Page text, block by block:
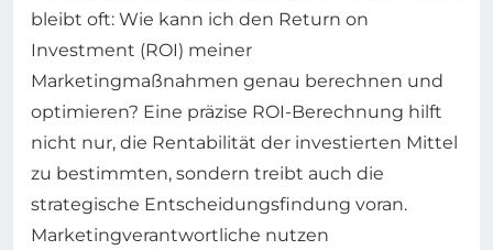
bleibt oft: Wie kann ich den Return on
Investment (ROI) meiner
Marketingmaßnahmen genau berechnen und
optimieren? Eine präzise ROI-Berechnung hilft
nicht nur, die Rentabilität der investierten Mittel
zu bestimmten, sondern treibt auch die
strategische Entscheidungsfindung voran.
Marketingverantwortliche nutzen